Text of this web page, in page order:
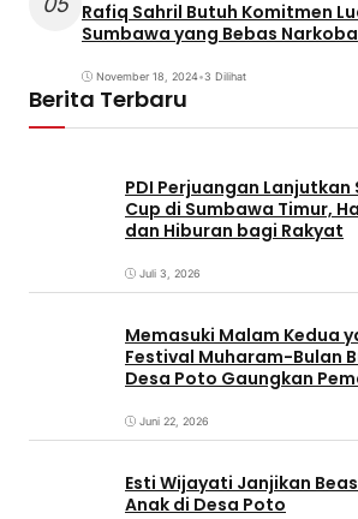
Rafiq Sahril Butuh Komitmen
Sumbawa yang Bebas Narkoba
November 18, 2024•3 Dilihat
Berita Terbaru
PDI Perjuangan
Cup di Sumbawa Timur,
dan Hiburan bagi Rakyat
Juli 3, 2026
Memasuki Malam Kedua
Festival Muharam-Bulan
Desa Poto Gaungkan
Juni 22, 2026
Esti Wijayati Janjikan
Anak di Desa Poto